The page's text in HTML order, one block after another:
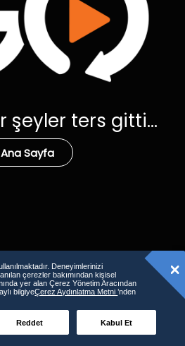
şeyler ters gitti...
Ana Sayfa
Deneyimlerinizi
çerezler bakımından kişisel
yer alan Çerez Yönetim Aracından
bilgiyeÇerez Aydınlatma Metni’nden
Reddet Kabul Et